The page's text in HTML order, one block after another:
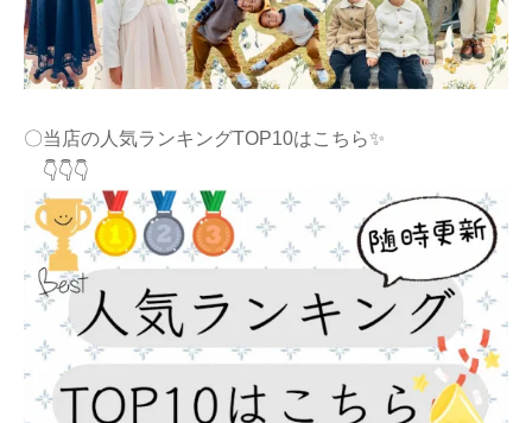
〇当店の人気ランキングTOP10はこちら✨
👇👇👇